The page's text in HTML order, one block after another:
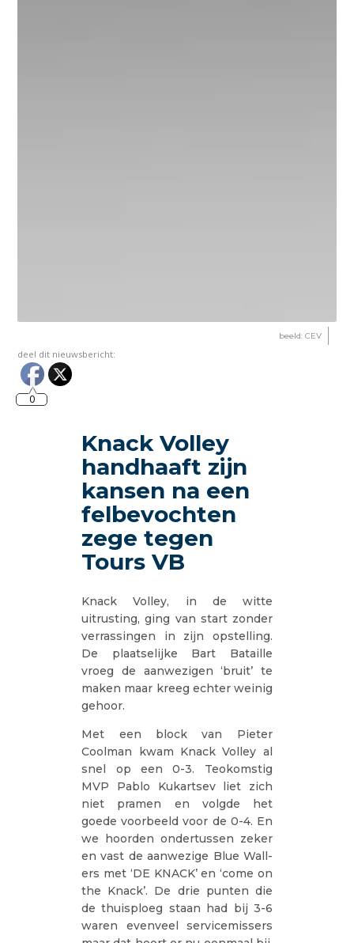
beeld: CEV
deel dit nieuwsbericht:
0
Knack Volley
handhaaft zijn
kansen na een
felbevochten
zege tegen
Tours VB
Knack Volley, in de witte
uitrusting, ging van start zonder
verrassingen in zijn opstelling.
De plaatselijke Bart Bataille
vroeg de aanwezigen ‘bruit’ te
maken maar kreeg echter weinig
gehoor.
Met een block van Pieter
Coolman kwam Knack Volley al
snel op een 0-3. Teokomstig
MVP Pablo Kukartsev liet zich
niet pramen en volgde het
goede voorbeeld voor de 0-4. En
we hoorden ondertussen zeker
en vast de aanwezige Blue Wall-
ers met ‘DE KNACK’ en ‘come on
the Knack’. De drie punten die
de thuisploeg staan had bij 3-6
waren evenveel servicemissers